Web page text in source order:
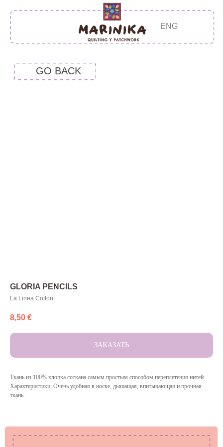
GLORIA PENCILS
La Linea Cotton
8,50 €
ЗАКАЗАТЬ
Ткань из 100% хлопка соткана самым простым способом переплетения нитей.
Характеристики: Очень удобная в носке, дышащая, впитывающая и прочная
ткань.